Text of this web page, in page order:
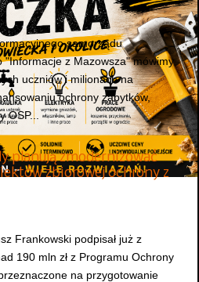
samorządu
"Informacje z Mazowsza" mówimy
uczniów i milionach na
ochrony zabytków,
planują zmodernizować
zbiorowej ochrony z
Frankowski podpisał już z
190 mln zł z Programu Ochrony
na przygotowanie